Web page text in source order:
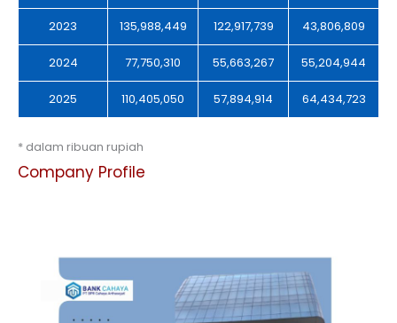
2023 135,988,449 122,917,739 43,806,809
2024 77,750,310 55,663,267 55,204,944
2025 110,405,050 57,894,914 64,434,723
* dalam ribuan rupiah
Company Profile